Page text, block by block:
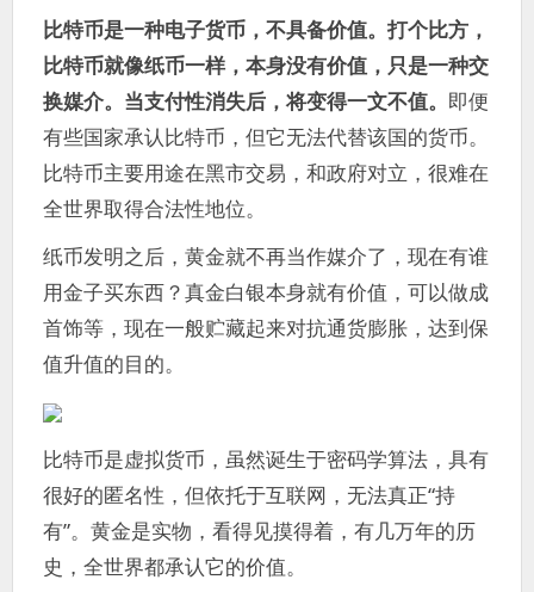
比特币是一种电子货币，不具备价值。打个比方，
比特币就像纸币一样，本身没有价值，只是一种交
换媒介。当支付性消失后，将变得一文不值。 即便
有些国家承认比特币，但它无法代替该国的货币。
比特币主要用途在黑市交易，和政府对立，很难在
全世界取得合法性地位。
纸币发明之后，黄金就不再当作媒介了，现在有谁
用金子买东西？真金白银本身就有价值，可以做成
首饰等，现在一般贮藏起来对抗通货膨胀，达到保
值升值的目的。
比特币是虚拟货币，虽然诞生于密码学算法，具有
很好的匿名性，但依托于互联网，无法真正“持
有”。黄金是实物，看得见摸得着，有几万年的历
史，全世界都承认它的价值。